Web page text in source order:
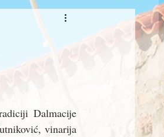
Dalmacije
vinarija